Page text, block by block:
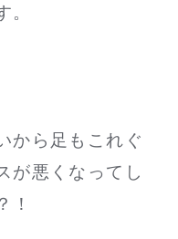
から足もこれぐ
が悪くなってし
！